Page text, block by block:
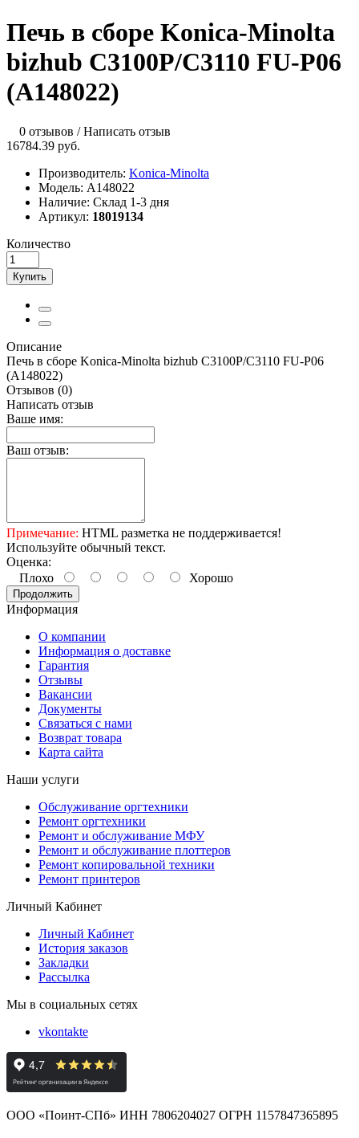
Печь в сборе Konica-Minolta
bizhub C3100P/C3110 FU-P06
(A148022)
0 отзывов /Написать отзыв
16784.39 руб.
Производитель: Konica-Minolta
Модель: A148022
Наличие: Склад 1-3 дня
Артикул: 18019134
Количество
Купить
Описание
Печь в сборе Konica-Minolta bizhub C3100P/C3110 FU-P06
(A148022)
Отзывов (0)
Написать отзыв
Ваше имя:
Ваш отзыв:
Примечание: HTML разметка не поддерживается!
Используйте обычный текст.
Оценка:
Плохо
Хорошо
Продолжить
Информация
О компании
Информация о доставке
Гарантия
Отзывы
Вакансии
Документы
Связаться с нами
Возврат товара
Карта сайта
Наши услуги
Обслуживание оргтехники
Ремонт оргтехники
Ремонт и обслуживание МФУ
Ремонт и обслуживание плоттеров
Ремонт копировальной техники
Ремонт принтеров
Личный Кабинет
Личный Кабинет
История заказов
Закладки
Рассылка
Мы в социальных сетях
vkontakte
ООО «Поинт-СПб» ИНН 7806204027 ОГРН 1157847365895